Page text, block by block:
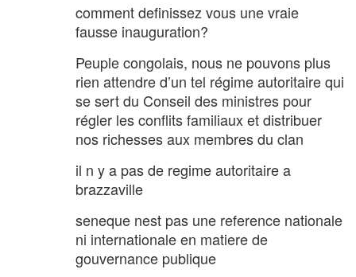
comment definissez vous une vraie
fausse inauguration?
Peuple congolais, nous ne pouvons plus
rien attendre d’un tel régime autoritaire qui
se sert du Conseil des ministres pour
régler les conflits familiaux et distribuer
nos richesses aux membres du clan
il n y a pas de regime autoritaire a
brazzaville
seneque nest pas une reference nationale
ni internationale en matiere de
gouvernance publique